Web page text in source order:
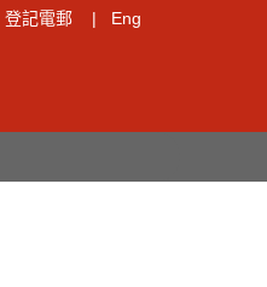
登記電郵 | Eng